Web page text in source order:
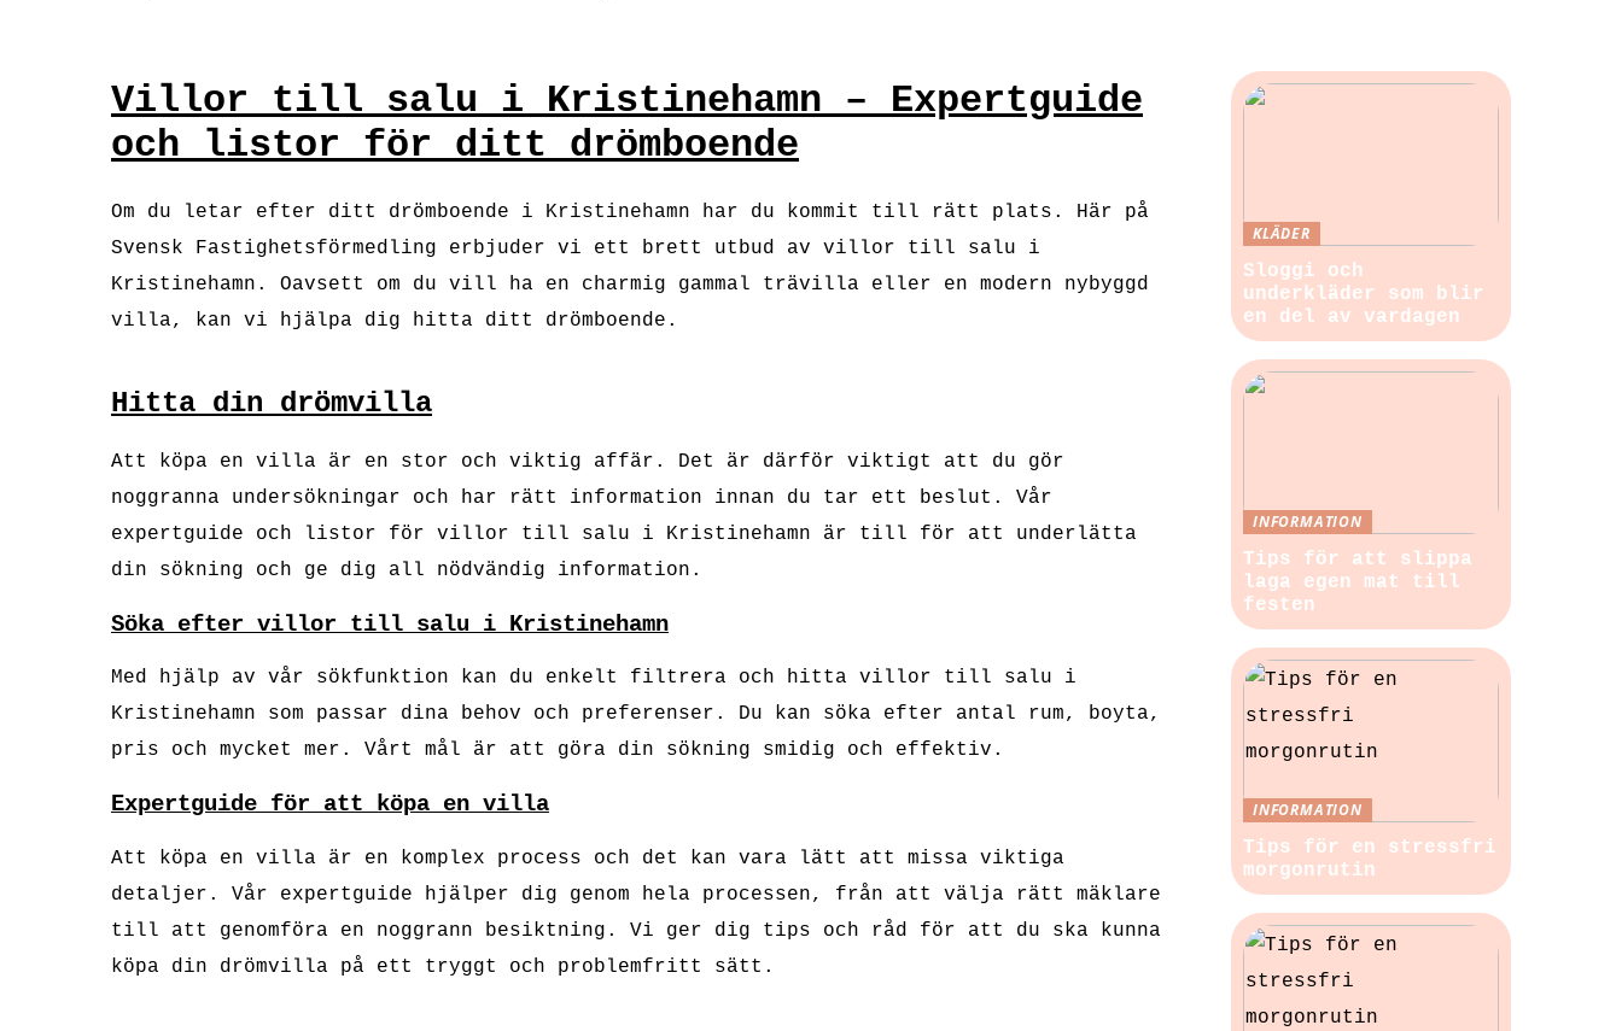
Villor till salu i Kristinehamn – Expertguide
och listor för ditt drömboende
Om du letar efter ditt drömboende i Kristinehamn har du kommit till rätt plats. Här på
Svensk Fastighetsförmedling erbjuder vi ett brett utbud av villor till salu i
Kristinehamn. Oavsett om du vill ha en charmig gammal trävilla eller en modern nybyggd
villa, kan vi hjälpa dig hitta ditt drömboende.
Hitta din drömvilla
Att köpa en villa är en stor och viktig affär. Det är därför viktigt att du gör
noggranna undersökningar och har rätt information innan du tar ett beslut. Vår
expertguide och listor för villor till salu i Kristinehamn är till för att underlätta
din sökning och ge dig all nödvändig information.
Söka efter villor till salu i Kristinehamn
Med hjälp av vår sökfunktion kan du enkelt filtrera och hitta villor till salu i
Kristinehamn som passar dina behov och preferenser. Du kan söka efter antal rum, boyta,
pris och mycket mer. Vårt mål är att göra din sökning smidig och effektiv.
Expertguide för att köpa en villa
Att köpa en villa är en komplex process och det kan vara lätt att missa viktiga
detaljer. Vår expertguide hjälper dig genom hela processen, från att välja rätt mäklare
till att genomföra en noggrann besiktning. Vi ger dig tips och råd för att du ska kunna
köpa din drömvilla på ett tryggt och problemfritt sätt.
KLÄDER
Sloggi och
underkläder som blir
en del av vardagen
INFORMATION
Tips för att slippa
laga egen mat till
festen
INFORMATION
Tips för en stressfri
morgonrutin